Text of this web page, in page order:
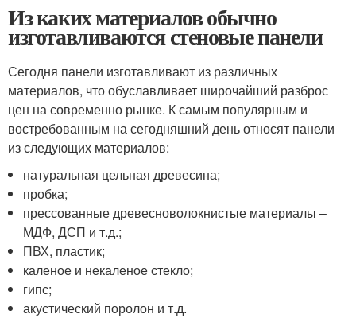
Из каких материалов обычно
изготавливаются стеновые панели
Сегодня панели изготавливают из различных
материалов, что обуславливает широчайший разброс
цен на современно рынке. К самым популярным и
востребованным на сегодняшний день относят панели
из следующих материалов:
натуральная цельная древесина;
пробка;
прессованные древесноволокнистые материалы –
МДФ, ДСП и т.д.;
ПВХ, пластик;
каленое и некаленое стекло;
гипс;
акустический поролон и т.д.